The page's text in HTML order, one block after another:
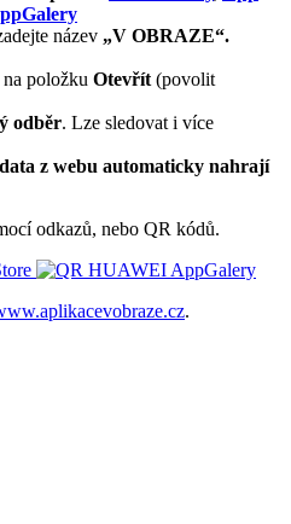
název „V OBRAZE“.
položku Otevřít (povolit
odběr. Lze sledovat i více
data z webu automaticky nahrají
odkazů, nebo QR kódů.
.